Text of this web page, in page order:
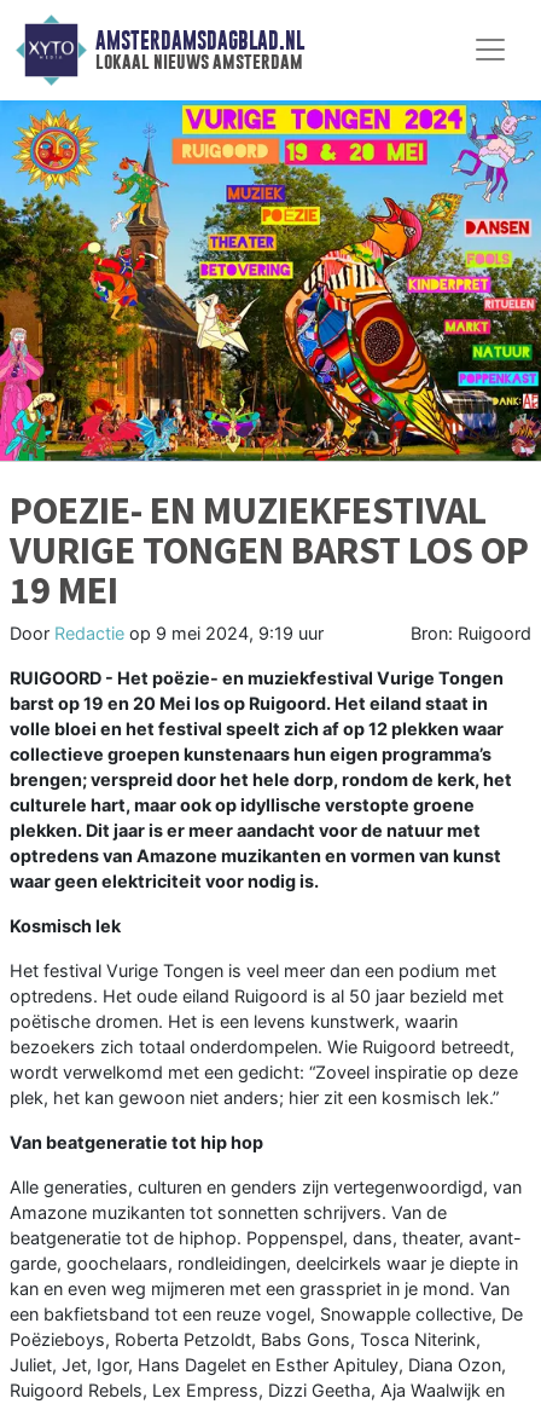
AMSTERDAMSDAGBLAD.NL
lokaal nieuws amsterdam
POEZIE- EN MUZIEKFESTIVAL
VURIGE TONGEN BARST LOS OP
19 MEI
Door Redactie op 9 mei 2024, 9:19 uur Bron: Ruigoord
RUIGOORD - Het poëzie- en muziekfestival Vurige Tongen
barst op 19 en 20 Mei los op Ruigoord. Het eiland staat in
volle bloei en het festival speelt zich af op 12 plekken waar
collectieve groepen kunstenaars hun eigen programma’s
brengen; verspreid door het hele dorp, rondom de kerk, het
culturele hart, maar ook op idyllische verstopte groene
plekken. Dit jaar is er meer aandacht voor de natuur met
optredens van Amazone muzikanten en vormen van kunst
waar geen elektriciteit voor nodig is.
Kosmisch lek
Het festival Vurige Tongen is veel meer dan een podium met
optredens. Het oude eiland Ruigoord is al 50 jaar bezield met
poëtische dromen. Het is een levens kunstwerk, waarin
bezoekers zich totaal onderdompelen. Wie Ruigoord betreedt,
wordt verwelkomd met een gedicht: “Zoveel inspiratie op deze
plek, het kan gewoon niet anders; hier zit een kosmisch lek.”
Van beatgeneratie tot hip hop
Alle generaties, culturen en genders zijn vertegenwoordigd, van
Amazone muzikanten tot sonnetten schrijvers. Van de
beatgeneratie tot de hiphop. Poppenspel, dans, theater, avant-
garde, goochelaars, rondleidingen, deelcirkels waar je diepte in
kan en even weg mijmeren met een grasspriet in je mond. Van
een bakfietsband tot een reuze vogel, Snowapple collective, De
Poëzieboys, Roberta Petzoldt, Babs Gons, Tosca Niterink,
Juliet, Jet, Igor, Hans Dagelet en Esther Apituley, Diana Ozon,
Ruigoord Rebels, Lex Empress, Dizzi Geetha, Aja Waalwijk en